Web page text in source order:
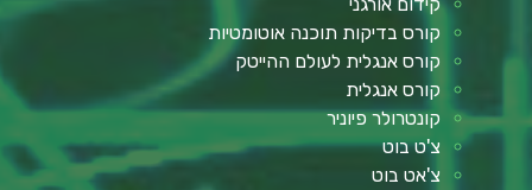
קורס בדיקות תוכנה אוטומטיות
קורס אנגלית לעולם ההייטק
קורס אנגלית
קונטרולר פיוניר
צ'ט בוט
צ'אט בוט